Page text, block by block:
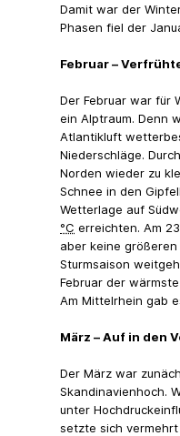
Damit war der
Phasen fiel der
Februar –
Der Februar war für
ein Alptraum. Denn
Atlantikluft
Niederschläge.
Norden wieder zu
Schnee in den
Wetterlage auf
°C erreichten. Am
aber keine
Sturmsaison
Februar der
Am Mittelrhein gab
März – Auf in den
Der März war
Skandinavienhoch.
unter
setzte sich